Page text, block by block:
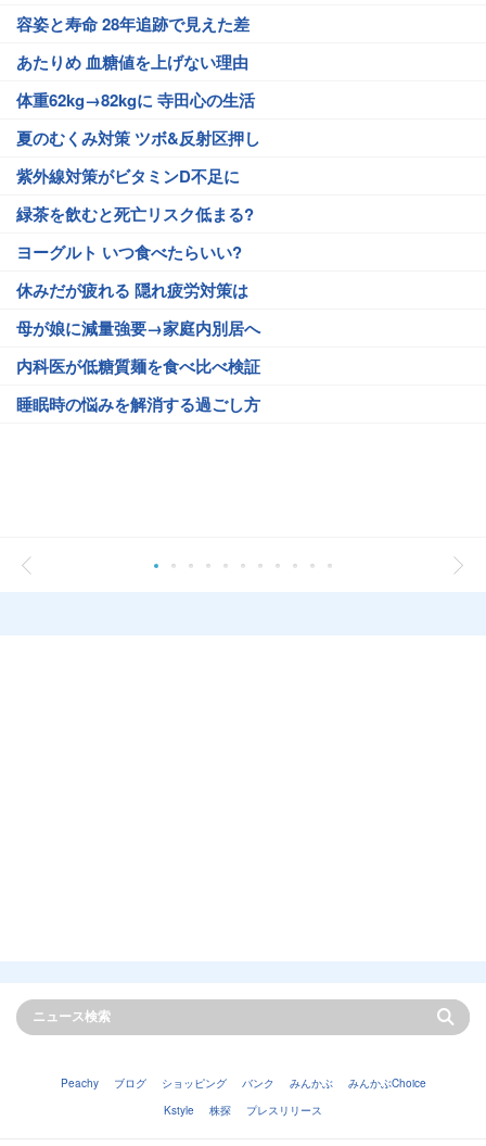
容姿と寿命 28年追跡で見えた差
あたりめ 血糖値を上げない理由
体重62kg→82kgに 寺田心の生活
夏のむくみ対策 ツボ&反射区押し
紫外線対策がビタミンD不足に
緑茶を飲むと死亡リスク低まる?
ヨーグルト いつ食べたらいい?
休みだが疲れる 隠れ疲労対策は
母が娘に減量強要→家庭内別居へ
内科医が低糖質麺を食べ比べ検証
睡眠時の悩みを解消する過ごし方
Peachy ブログ ショッピング バンク みんかぶ
みんかぶChoice
Kstyle
株探 プレスリリース